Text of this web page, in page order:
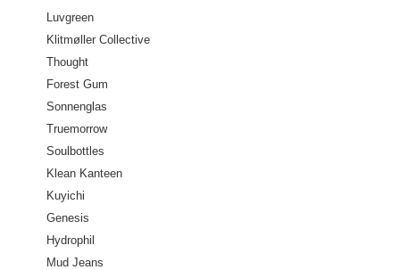
Luvgreen
Klitmøller Collective
Thought
Forest Gum
Sonnenglas
Truemorrow
Soulbottles
Klean Kanteen
Kuyichi
Genesis
Hydrophil
Mud Jeans